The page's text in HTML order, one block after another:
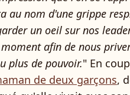
au nom d'une grippe
un oeil sur nos
afin de nous
plus de pouvoir." En
de deux garçons,